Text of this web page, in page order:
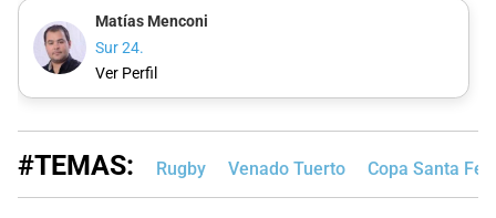
Matías Menconi
Sur 24.
Ver Perfil
#TEMAS: Rugby Venado Tuerto Copa Santa Fe